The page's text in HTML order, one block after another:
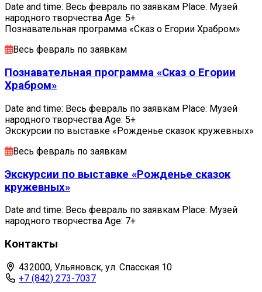
Date and time: Весь февраль по заявкам Place: Музей
народного творчества Age: 5+
Познавательная программа «Сказ о Егории Храбром»
Весь февраль по заявкам
Познавательная программа «Сказ о Егории
Храбром»
Date and time: Весь февраль по заявкам Place: Музей
народного творчества Age: 5+
Экскурсии по выставке «Рожденье сказок кружевных»
Весь февраль по заявкам
Экскурсии по выставке «Рожденье сказок
кружевных»
Date and time: Весь февраль по заявкам Place: Музей
народного творчества Age: 7+
Контакты
432000, Ульяновск, ул. Спасская 10
+7 (842) 273-7037